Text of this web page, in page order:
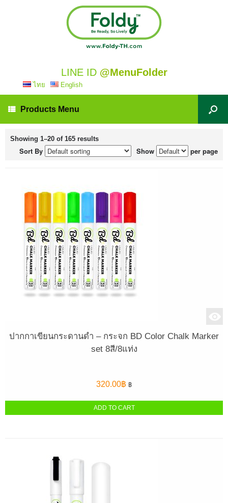
LINE ID @MenuFolder
ไทย English
Products Menu
Showing 1–20 of 165 results
Sort By Show per page
ปากกาเขียนกระดานดำ – กระจก BD Color Chalk Marker
set 8สี/8แท่ง
320.00฿ ฿
ADD TO CART